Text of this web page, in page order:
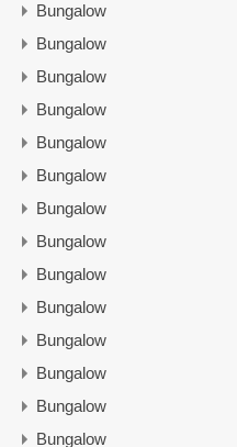
Bungalow
Bungalow
Bungalow
Bungalow
Bungalow
Bungalow
Bungalow
Bungalow
Bungalow
Bungalow
Bungalow
Bungalow
Bungalow
Bungalow